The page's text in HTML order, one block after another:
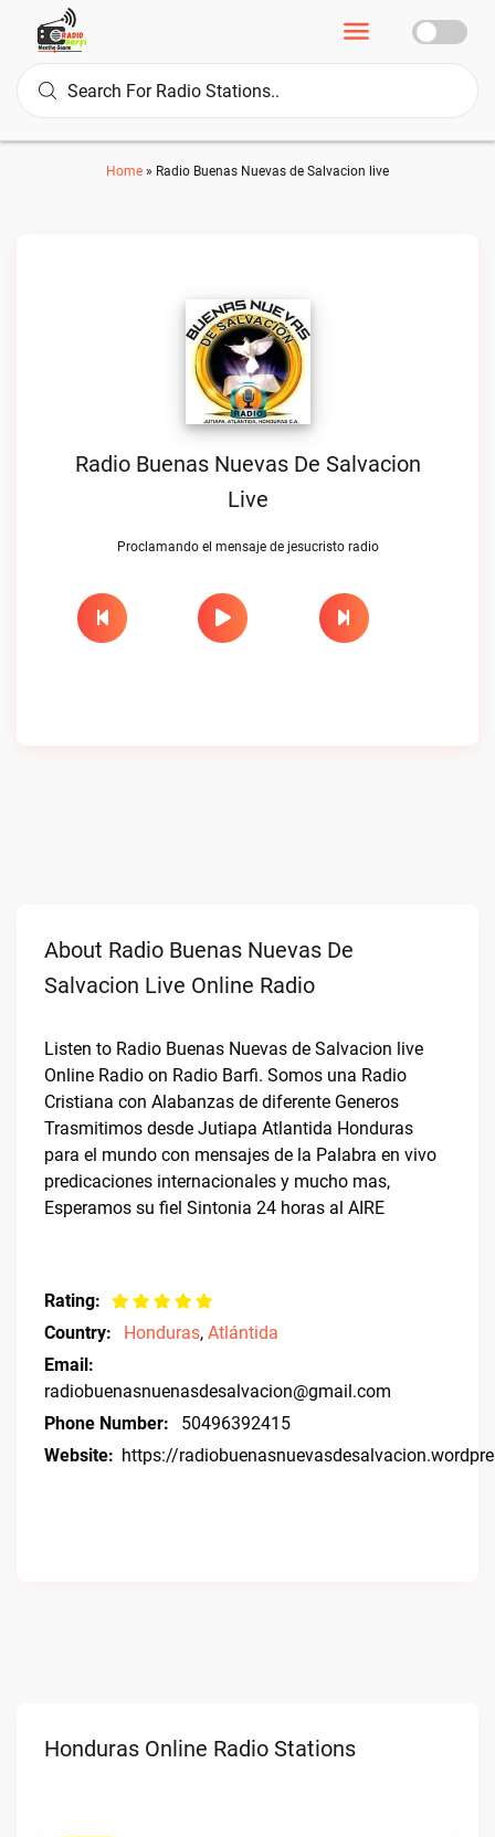
Home » Radio Buenas Nuevas de Salvacion live
Radio Buenas Nuevas De Salvacion
Live
Proclamando el mensaje de jesucristo radio
About Radio Buenas Nuevas De
Salvacion Live Online Radio
Listen to Radio Buenas Nuevas de Salvacion live
Online Radio on Radio Barfi. Somos una Radio
Cristiana con Alabanzas de diferente Generos
Trasmitimos desde Jutiapa Atlantida Honduras
para el mundo con mensajes de la Palabra en vivo
predicaciones internacionales y mucho mas,
Esperamos su fiel Sintonia 24 horas al AIRE
Rating:
Country:
Honduras, Atlántida
Email:
radiobuenasnuenasdesalvacion@gmail.com
Phone Number:
50496392415
Website: https://
Honduras Online Radio Stations